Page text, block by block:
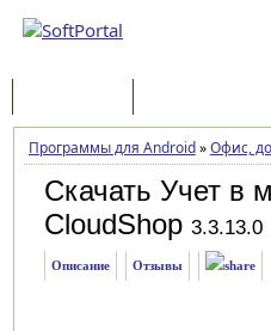
Программы для Android»Офис,
Скачать Учет в
CloudShop 3.3.13.0
Описание Отзывы